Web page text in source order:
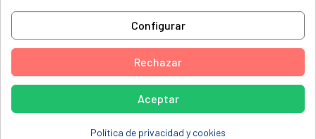
HAIER, 34003775 BS03S6E9500
HAIER, 34004913 H3R-330WNA
HAIER, 34005115 H3R-330WNA UK
HAIER, 37001109 H3F-320WSAAU1
HAIER, 37001124 HF-220WAA
HAIER, 37001134 H2F-220WSAA
Configurar
Rechazar
Aceptar
Política de privacidad y cookies